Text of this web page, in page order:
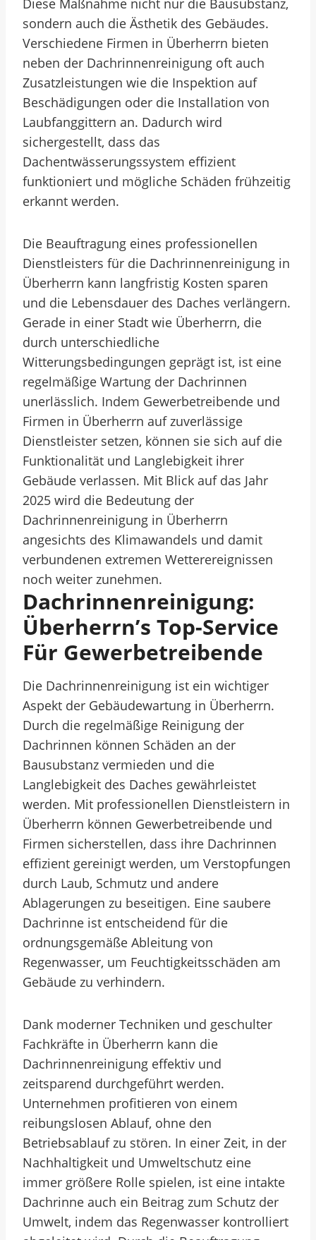
Diese Maßnahme nicht nur die Bausubstanz,
sondern auch die Ästhetik des Gebäudes.
Verschiedene Firmen in Überherrn bieten
neben der Dachrinnenreinigung oft auch
Zusatzleistungen wie die Inspektion auf
Beschädigungen oder die Installation von
Laubfanggittern an. Dadurch wird
sichergestellt, dass das
Dachentwässerungssystem effizient
funktioniert und mögliche Schäden frühzeitig
erkannt werden.
Die Beauftragung eines professionellen
Dienstleisters für die Dachrinnenreinigung in
Überherrn kann langfristig Kosten sparen
und die Lebensdauer des Daches verlängern.
Gerade in einer Stadt wie Überherrn, die
durch unterschiedliche
Witterungsbedingungen geprägt ist, ist eine
regelmäßige Wartung der Dachrinnen
unerlässlich. Indem Gewerbetreibende und
Firmen in Überherrn auf zuverlässige
Dienstleister setzen, können sie sich auf die
Funktionalität und Langlebigkeit ihrer
Gebäude verlassen. Mit Blick auf das Jahr
2025 wird die Bedeutung der
Dachrinnenreinigung in Überherrn
angesichts des Klimawandels und damit
verbundenen extremen Wetterereignissen
noch weiter zunehmen.
Dachrinnenreinigung:
Überherrn’s Top-Service
Für Gewerbetreibende
Die Dachrinnenreinigung ist ein wichtiger
Aspekt der Gebäudewartung in Überherrn.
Durch die regelmäßige Reinigung der
Dachrinnen können Schäden an der
Bausubstanz vermieden und die
Langlebigkeit des Daches gewährleistet
werden. Mit professionellen Dienstleistern in
Überherrn können Gewerbetreibende und
Firmen sicherstellen, dass ihre Dachrinnen
effizient gereinigt werden, um Verstopfungen
durch Laub, Schmutz und andere
Ablagerungen zu beseitigen. Eine saubere
Dachrinne ist entscheidend für die
ordnungsgemäße Ableitung von
Regenwasser, um Feuchtigkeitsschäden am
Gebäude zu verhindern.
Dank moderner Techniken und geschulter
Fachkräfte in Überherrn kann die
Dachrinnenreinigung effektiv und
zeitsparend durchgeführt werden.
Unternehmen profitieren von einem
reibungslosen Ablauf, ohne den
Betriebsablauf zu stören. In einer Zeit, in der
Nachhaltigkeit und Umweltschutz eine
immer größere Rolle spielen, ist eine intakte
Dachrinne auch ein Beitrag zum Schutz der
Umwelt, indem das Regenwasser kontrolliert